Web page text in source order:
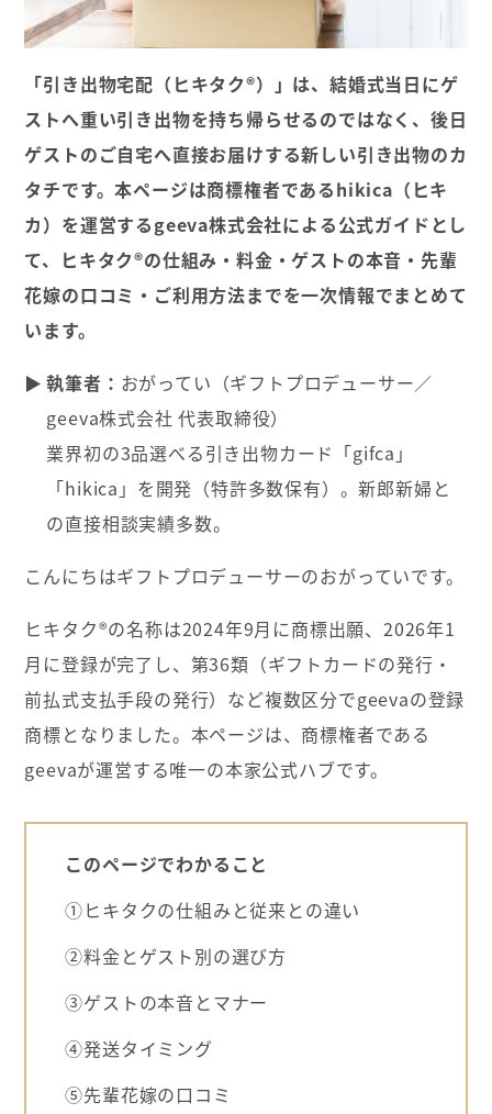
「引き出物宅配（ヒキタク®）」は、結婚式当日にゲ
ストへ重い引き出物を持ち帰らせるのではなく、後日
ゲストのご自宅へ直接お届けする新しい引き出物のカ
タチです。本ページは商標権者であるhikica（ヒキ
カ）を運営するgeeva株式会社による公式ガイドとし
て、ヒキタク®の仕組み・料金・ゲストの本音・先輩
花嫁の口コミ・ご利用方法までを一次情報でまとめて
います。
執筆者： おがってい（ギフトプロデューサー／
geeva株式会社 代表取締役）
業界初の3品選べる引き出物カード「gifca」
「hikica」を開発（特許多数保有）。新郎新婦と
の直接相談実績多数。
こんにちはギフトプロデューサーのおがっていです。
ヒキタク®の名称は2024年9月に商標出願、2026年1
月に登録が完了し、第36類（ギフトカードの発行・
前払式支払手段の発行）など複数区分でgeevaの登録
商標となりました。本ページは、商標権者である
geevaが運営する唯一の本家公式ハブです。
このページでわかること
①ヒキタクの仕組みと従来との違い
②料金とゲスト別の選び方
③ゲストの本音とマナー
④発送タイミング
⑤先輩花嫁の口コミ